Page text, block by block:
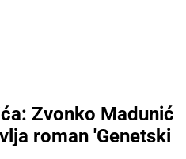
Zvonko Madunić
roman 'Genetski